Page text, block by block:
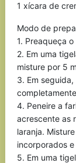
1 xícara de
Modo de
1. Preaqueça
2. Em uma
misture por 5
3. Em
4. Peneire a
acrescente as
laranja.
incorporados
5. Em uma